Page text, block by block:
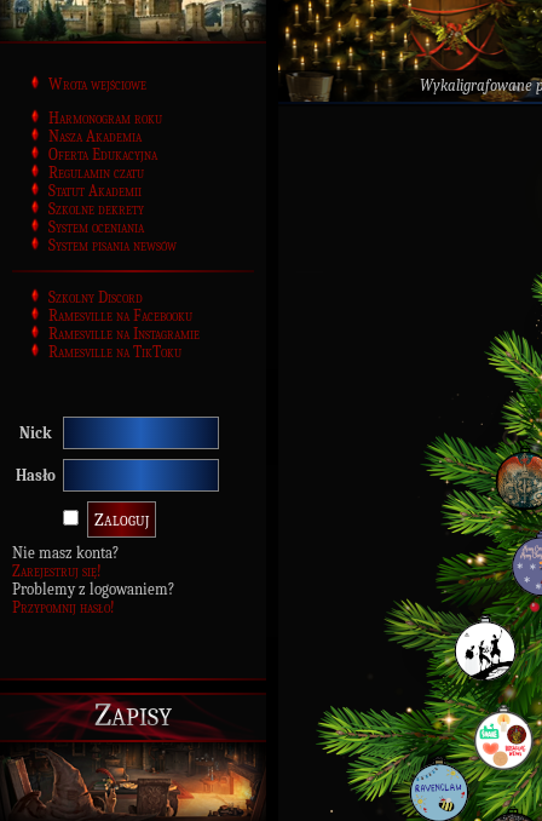
Wrota wejściowe
Harmonogram roku
Nasza Akademia
Oferta Edukacyjna
Regulamin czatu
Statut Akademii
Szkolne dekrety
System oceniania
System pisania newsów
Szkolny Discord
Ramesville na Facebooku
Ramesville na Instagramie
Ramesville na TikToku
Nick
Hasło
Nie masz konta?
Zarejestruj się!
Problemy z logowaniem?
Przypomnij hasło!
Zapisy
Wykaligrafowane